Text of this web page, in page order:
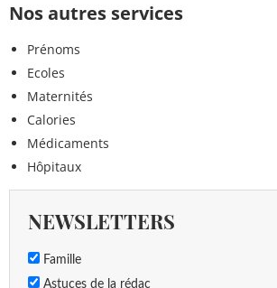
Nos autres services
Prénoms
Ecoles
Maternités
Calories
Médicaments
Hôpitaux
NEWSLETTERS
Famille
Astuces de la rédac